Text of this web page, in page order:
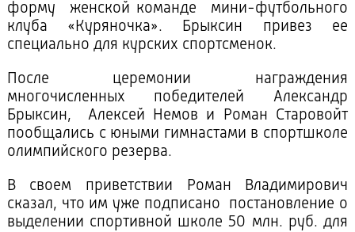
форму женской команде мини-футбольного
клуба «Куряночка». Брыксин привез ее
специально для курских спортсменок.
После церемонии награждения
многочисленных победителей Александр
Брыксин, Алексей Немов и Роман Старовойт
пообщались с юными гимнастами в спортшколе
олимпийского резерва.
В своем приветствии Роман Владимирович
сказал, что им уже подписано постановление о
выделении спортивной школе 50 млн. руб. для